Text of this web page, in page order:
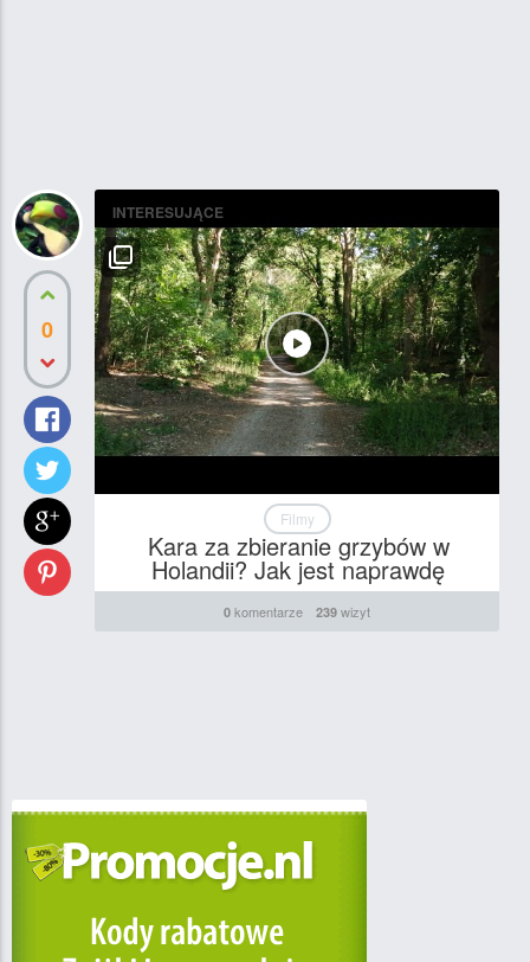
0
INTERESUJĄCE
Filmy
Kara za zbieranie grzybów w
Holandii? Jak jest naprawdę
0 komentarze 239 wizyt